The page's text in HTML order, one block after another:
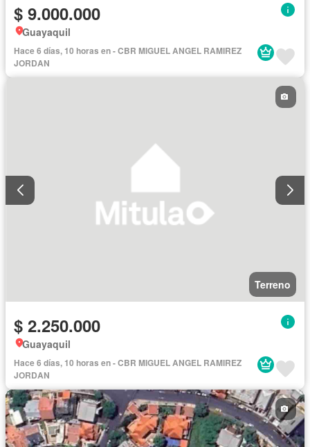
$ 9.000.000
Guayaquil
Hace 6 días, 10 horas en - CBR MIGUEL ANGEL RAMIREZ
JORDAN
Terreno
$ 2.250.000
Guayaquil
Hace 6 días, 10 horas en - CBR MIGUEL ANGEL RAMIREZ
JORDAN